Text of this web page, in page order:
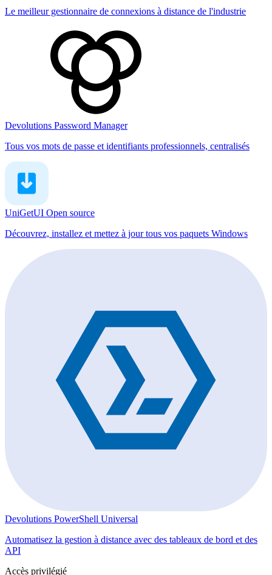
Le meilleur gestionnaire de connexions à distance de l'industrie
Devolutions Password Manager
Tous vos mots de passe et identifiants professionnels, centralisés
UniGetUI Open source
Découvrez, installez et mettez à jour tous vos paquets Windows
Devolutions PowerShell Universal
Automatisez la gestion à distance avec des tableaux de bord et des
API
Accès privilégié